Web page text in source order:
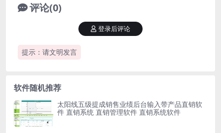
评论(0)
提示：请文明发言
登录后评论
软件随机推荐
太阳线五级提成销售业绩后台输入带产品直销软
件 直销系统 直销管理软件 直销系统软件